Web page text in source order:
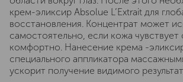
крем-эликсир Absolue L’Extrait для
восстановления. Концентрат может
самостоятельно, если кожа чувствует
комфортно. Нанесение крема -
специального аппликатора
ускорит получение видимого